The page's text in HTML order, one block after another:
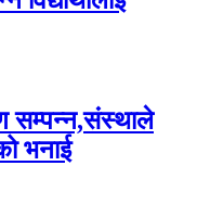
सम्पन्न,संस्थाले
भनाई